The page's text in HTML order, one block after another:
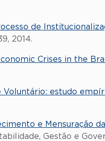
de
2014.
Crises in the
Voluntário: estudo
e Mensuração
Gestão e